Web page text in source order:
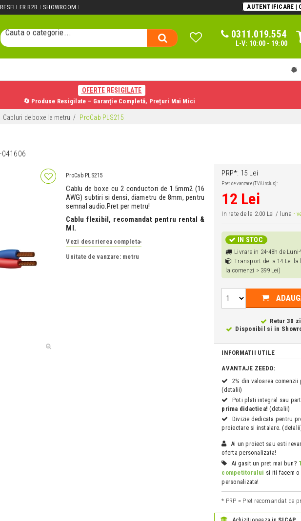
RESELLER B2B SHOWROOM AUTENTIFICARE |
0311.019.554
L-V: 10:00 - 19:00
Cauta un produs...
Cauta un producator...
OFERTE RESIGILATE
🔄 Produse Resigilate – Garanție Completă, Prețuri Mai Mici
Cabluri de boxe la metru ProCab PLS215
041606
ProCab PLS215
Cablu de boxe cu 2 conductori de 1.5mm2 (16
AWG) subtiri si densi, diametru de 8mm, pentru
semnal audio.Pret per metru!
Cablu flexibil, recomandat pentru rental &
MI.
Vezi descrierea completa›
Unitate de vanzare: metru
PRP*: 15 Lei
Pret de vanzare (TVA inclus):
12 Lei
In rate de la 2.00 Lei / luna -
IN STOC
Livrare in 24-48h de
Transport de la 14 Lei la
la comenzi > 399 Lei)
Retur 30
Disponibil si in
INFORMATII UTILE
AVANTAJE ZEEDO:
2% din valoarea
(detalii)
Poti plati integral sau
prima didactica! (detalii)
Divizie dedicata pentru
proiectare si instalare.
Ai un proiect sau esti
oferta personalizata!
Ai gasit un pret mai bun?
competitorului si iti facem
personalizata!
* PRP = Pret recomandat de